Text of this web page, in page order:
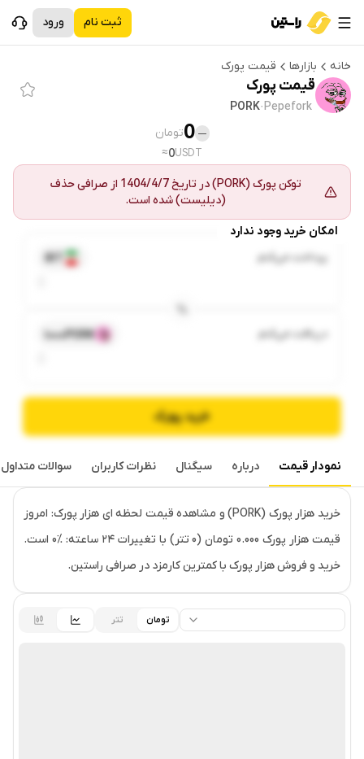
ثبت نام ورود
خانه بازارها قیمت پورک
قیمت پورک
Pepefork
·
PORK
—
0تومان
USDT
0
≈
توکن پورک(
PORK) در تاریخ 1404/4/7 از صرافی حذف
(دیلیست) شده است.
امکان خرید وجود ندارد
پرداخت می‌کنم
IRT
دریافت می‌کنم 1000PORK
خریدپورک
نمودار قیمت درباره سیگنال نظرات کاربران سوالات متداول
قیمت لحظه‌ایپورک
خرید هزار پورک (PORK) و مشاهده قیمت لحظه ای هزار پورک: امروز
قیمت هزار پورک 0.000 تومان (0 تتر) با تغییرات ۲۴ ساعته: ‎0% است.
خرید و فروش هزار پورک با کمترین کارمزد در صرافی راستین.
تومان تتر